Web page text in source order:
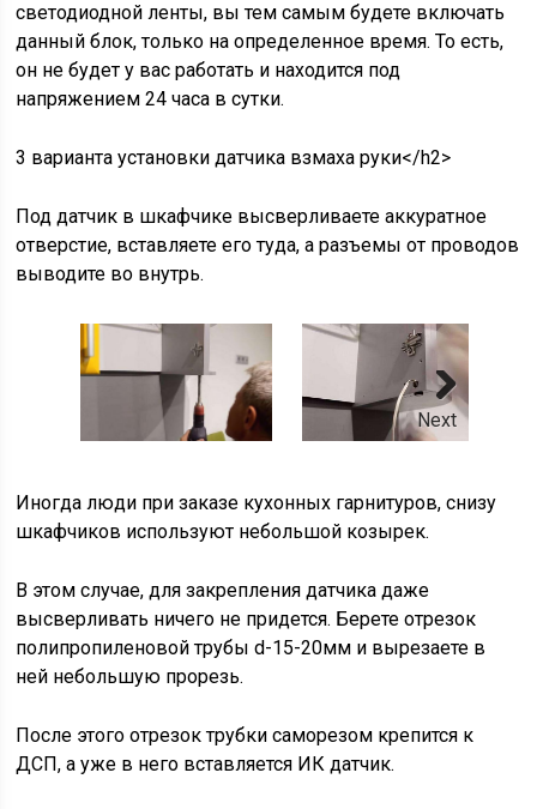
светодиодной ленты, вы тем самым будете включать
данный блок, только на определенное время. То есть,
он не будет у вас работать и находится под
напряжением 24 часа в сутки.
3 варианта установки датчика взмаха руки</h2>
Под датчик в шкафчике высверливаете аккуратное
отверстие, вставляете его туда, а разъемы от проводов
выводите во внутрь.
Next
Иногда люди при заказе кухонных гарнитуров, снизу
шкафчиков используют небольшой козырек.
В этом случае, для закрепления датчика даже
высверливать ничего не придется. Берете отрезок
полипропиленовой трубы d-15-20мм и вырезаете в
ней небольшую прорезь.
После этого отрезок трубки саморезом крепится к
ДСП, а уже в него вставляется ИК датчик.